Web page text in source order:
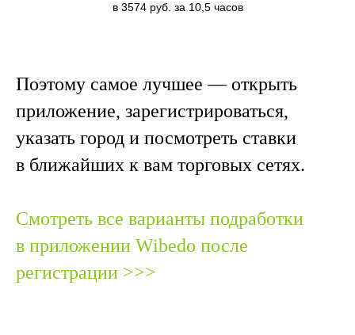
в 3574 руб. за 10,5 часов
Поэтому самое лучшее — открыть
приложение, зарегистрироваться,
указать город и посмотреть ставки
в ближайших к вам торговых сетях.
Смотреть все варианты подработки
в приложении Wibedo после
регистрации >>>